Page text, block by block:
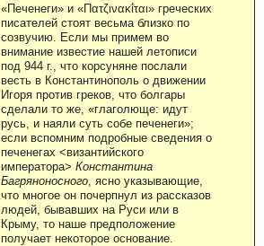
«Печенеги» и «Πατζινακΐται» греческих
писателей стоят весьма близко по
созвучию. Если мы примем во
внимание известие нашей летописи
под 944 г., что корсуняне послали
весть в Константинополь о движении
Игоря против греков, что болгары
сделали то же, «глаголюще: идут
русь, и наяли суть собе печенеги»;
если вспомним подробные сведения о
печенегах <византийского
императора> Константина
Багряноносного , ясно указывающие,
что многое он почерпнул из рассказов
людей, бывавших на Руси или в
Крыму, то наше предположение
получает некоторое основание.